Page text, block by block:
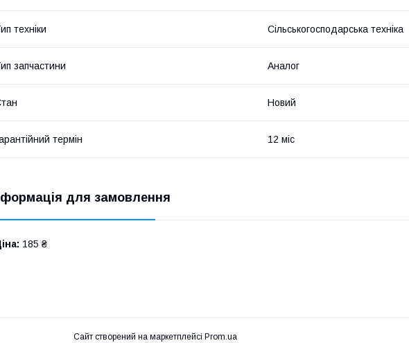
техніки Сільськогосподарська техніка
запчастини Аналог
Новий
термін 12 міс
для замовлення
185 ₴
Сайт створений на маркетплейсі Prom.ua